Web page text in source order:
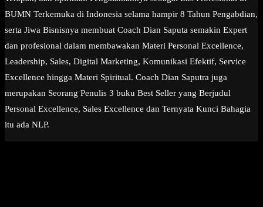
BUMN Terkemuka di Indonesia selama hampir 8 Tahun Pengabdian,
serta Jiwa Bisnisnya membuat Coach Dian Saputa semakin Expert
dan profesional dalam membawakan Materi Personal Excellence,
Leadership, Sales, Digital Marketing, Komunikasi Efektif, Service
Excellence hingga Materi Spiritual. Coach Dian Saputra juga
merupakan Seorang Penulis 3 buku Best Seller yang Berjudul
Personal Excellence, Sales Excellence dan Ternyata Kunci Bahagia
itu ada NLP.